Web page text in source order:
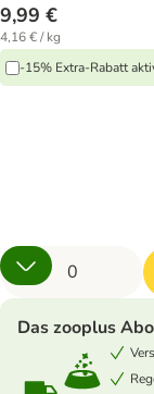
9,99 €
4,16 € / kg
-15% Extra-Rabatt
Das zooplus Abo